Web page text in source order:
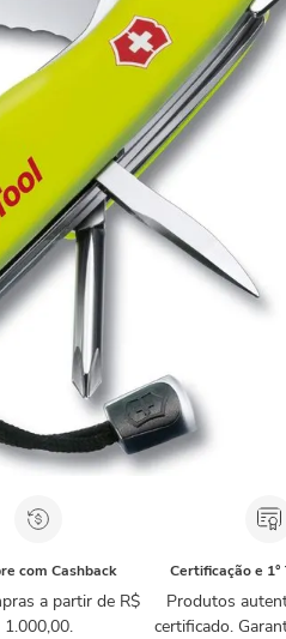
com Cashback
a partir de R$
1.000,00.
Certificação e
Produtos
certificado.